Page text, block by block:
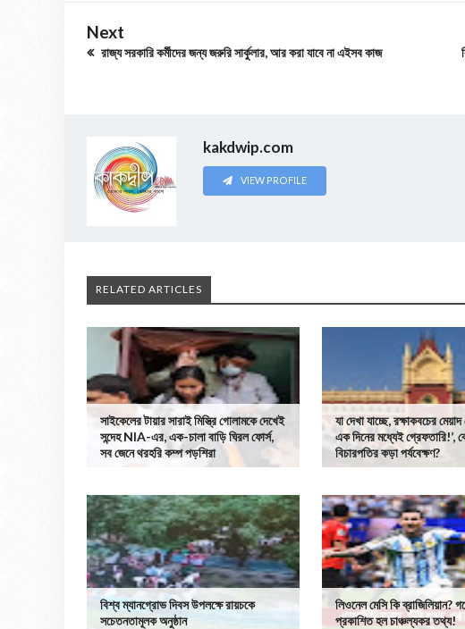
Next
রাজ্য সরকারি কর্মীদের জন্য জরুরি সার্কুলার, আর করা যাবে না এইসব কাজ
kakdwip.com
VIEW PROFILE
RELATED ARTICLES
সাইকেলের টায়ার সারাই মিস্ত্রি গোলামকে দেখেই
সন্দেহ NIA-এর, এক-চালা বাড়ি ঘিরল ফোর্স,
সব জেনে থরহরি কম্প পড়শিরা
যা দেখা যাচ্ছে, রক্ষাকবচের
এক দিনের মধ্যেই গ্রেফতারি!’,
বিচারপতির কড়া পর্যবেক্ষণ?
বিশ্ব ম্যানগ্রোভ দিবস উপলক্ষে রায়চকে
সচেতনতামূলক অনুষ্ঠান
লিওনেল মেসি কি ব্রাজিলিয়ান?
প্রকাশিত হল চাঞ্চল্যকর তথ্য!